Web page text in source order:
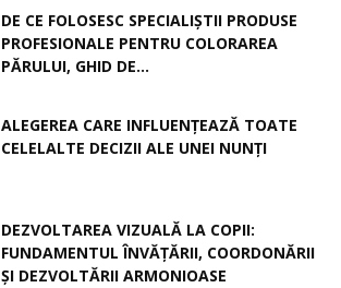
DE CE FOLOSESC SPECIALIȘTII PRODUSE
PROFESIONALE PENTRU COLORAREA
PĂRULUI, GHID DE...
ALEGEREA CARE INFLUENȚEAZĂ TOATE
CELELALTE DECIZII ALE UNEI NUNȚI
DEZVOLTAREA VIZUALĂ LA COPII:
FUNDAMENTUL ÎNVĂȚĂRII, COORDONĂRII
ȘI DEZVOLTĂRII ARMONIOASE